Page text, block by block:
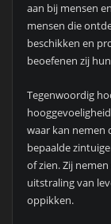
aan bij mensen
mensen die
beschikken en
beoefenen zij
Tegenwoordig
waar kan nemen
bepaalde
of zien. Zij
uitstraling van
oppikken.